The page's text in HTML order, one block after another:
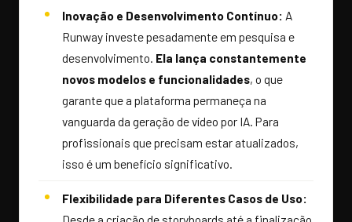
Inovação e Desenvolvimento Contínuo: A
Runway investe pesadamente em pesquisa e
desenvolvimento. Ela lança constantemente
novos modelos e funcionalidades, o que
garante que a plataforma permaneça na
vanguarda da geração de vídeo por IA. Para
profissionais que precisam estar atualizados,
isso é um benefício significativo.
Flexibilidade para Diferentes Casos de Uso: